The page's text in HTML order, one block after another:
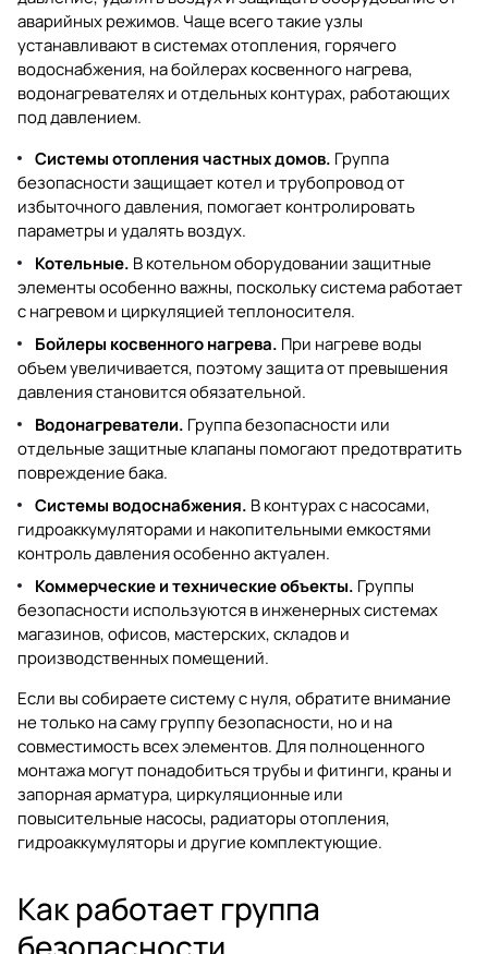
аварийных режимов. Чаще всего такие узлы
устанавливают в системах отопления, горячего
водоснабжения, на бойлерах косвенного нагрева,
водонагревателях и отдельных контурах, работающих
под давлением.
Системы отопления частных домов. Группа
безопасности защищает котел и трубопровод от
избыточного давления, помогает контролировать
параметры и удалять воздух.
Котельные. В котельном оборудовании защитные
элементы особенно важны, поскольку система работает
с нагревом и циркуляцией теплоносителя.
Бойлеры косвенного нагрева. При нагреве воды
объем увеличивается, поэтому защита от превышения
давления становится обязательной.
Водонагреватели. Группа безопасности или
отдельные защитные клапаны помогают предотвратить
повреждение бака.
Системы водоснабжения. В контурах с насосами,
гидроаккумуляторами и накопительными емкостями
контроль давления особенно актуален.
Коммерческие и технические объекты. Группы
безопасности используются в инженерных системах
магазинов, офисов, мастерских, складов и
производственных помещений.
Если вы собираете систему с нуля, обратите внимание
не только на саму группу безопасности, но и на
совместимость всех элементов. Для полноценного
монтажа могут понадобитьсятрубы и фитинги, краны и
запорная арматура, циркуляционные или
повысительные насосы, радиаторы отопления,
гидроаккумуляторы и другие комплектующие.
Как работает группа